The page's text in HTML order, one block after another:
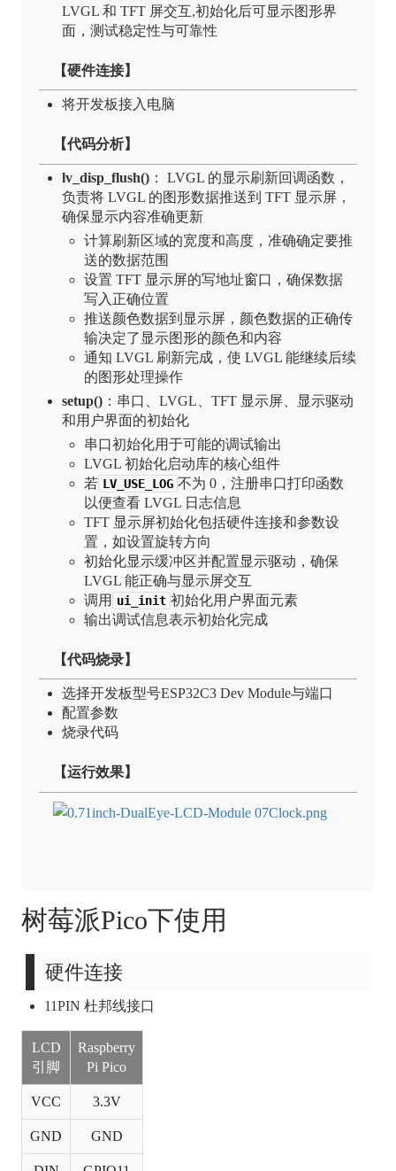
LVGL 和 TFT 屏交互,初始化后可显示图形界
面，测试稳定性与可靠性
【硬件连接】
将开发板接入电脑
【代码分析】
lv_disp_flush()： LVGL 的显示刷新回调函数，
负责将 LVGL 的图形数据推送到 TFT 显示屏，
确保显示内容准确更新
计算刷新区域的宽度和高度，准确确定要推
送的数据范围
设置 TFT 显示屏的写地址窗口，确保数据
写入正确位置
推送颜色数据到显示屏，颜色数据的正确传
输决定了显示图形的颜色和内容
通知 LVGL 刷新完成，使 LVGL 能继续后续
的图形处理操作
setup()：串口、LVGL、TFT 显示屏、显示驱动
和用户界面的初始化
串口初始化用于可能的调试输出
LVGL 初始化启动库的核心组件
若 LV_USE_LOG 不为 0，注册串口打印函数
以便查看 LVGL 日志信息
TFT 显示屏初始化包括硬件连接和参数设
置，如设置旋转方向
初始化显示缓冲区并配置显示驱动，确保
LVGL 能正确与显示屏交互
调用 ui_init 初始化用户界面元素
输出调试信息表示初始化完成
【代码烧录】
选择开发板型号ESP32C3 Dev Module与端口
配置参数
烧录代码
【运行效果】
树莓派Pico下使用
硬件连接
11PIN 杜邦线接口
LCD
引脚
Raspberry
Pi Pico
VCC 3.3V
GND GND